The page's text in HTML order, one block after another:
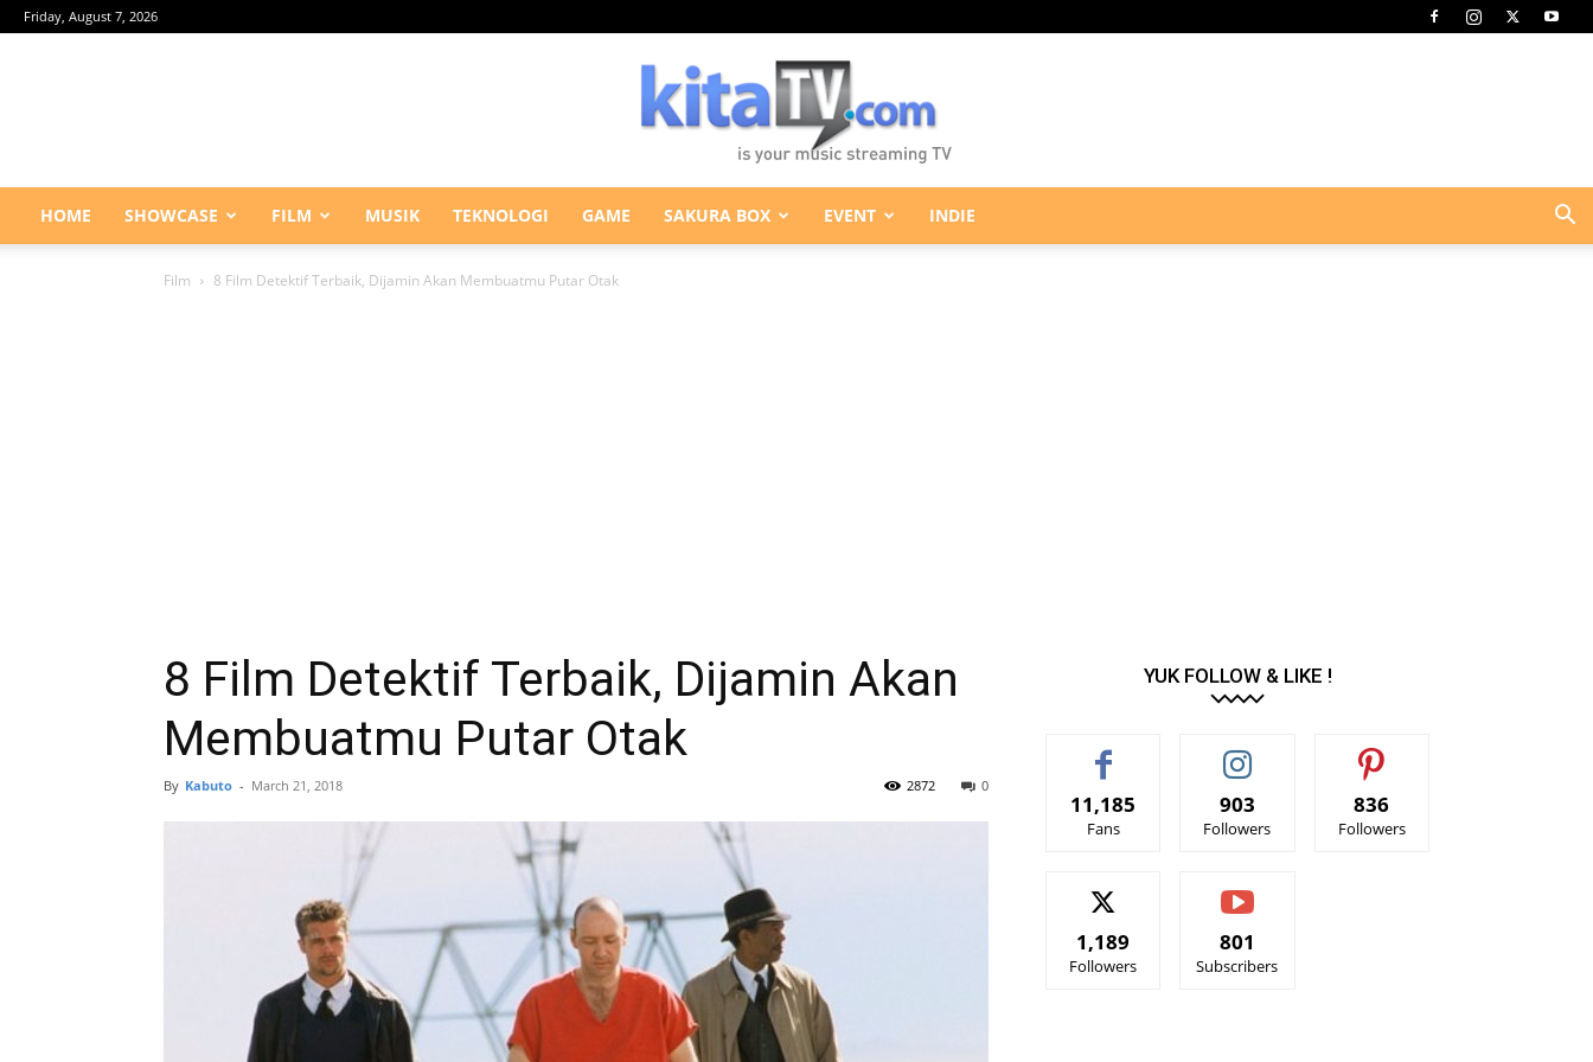
Friday, August 7, 2026
KitaTV.com
HOME SHOWCASE FILM MUSIK TEKNOLOGI GAME SAKURA BOX EVENT INDIE
Film 8 Film Detektif Terbaik, Dijamin Akan Membuatmu Putar Otak
8 Film Detektif Terbaik, Dijamin Akan
Membuatmu Putar Otak
By Kabuto - March 21, 2018 0
2872
YUK FOLLOW & LIKE !
11,185
Fans
903
Followers
836
Followers
1,189
Followers
801
Subscribers